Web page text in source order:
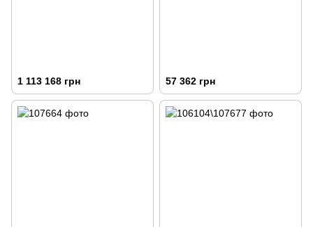
1 113 168 грн 57 362 грн